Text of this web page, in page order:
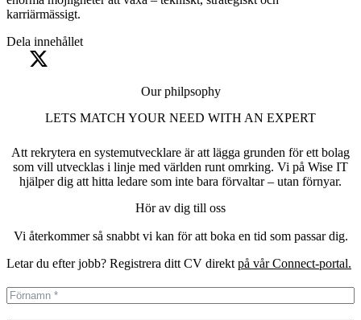
karriärmässigt.
Dela innehållet
Our philpsophy
LETS MATCH YOUR NEED WITH AN EXPERT
Att rekrytera en systemutvecklare är att lägga grunden för ett bolag
som vill utvecklas i linje med världen runt omrking. Vi på Wise IT
hjälper dig att hitta ledare som inte bara förvaltar – utan förnyar.
Hör av dig till oss
Vi återkommer så snabbt vi kan för att boka en tid som passar dig.
Letar du efter jobb? Registrera ditt CV direkt på vår Connect-portal.